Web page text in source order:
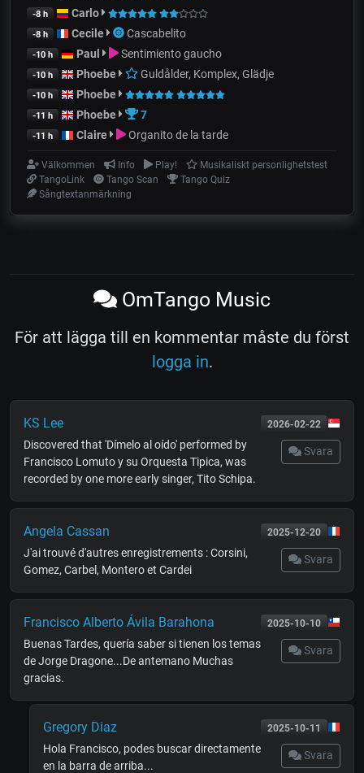
-8 h Carlo
-8 h Cecile Cascabelito
-10 h Paul Sentimiento gaucho
-10 h Phoebe Guldålder, Komplex, Glädje
-10 h Phoebe
-11 h Phoebe 7
-11 h Claire Organito de la tarde
Välkommen Info Play!
Musikaliskt personlighetstest
TangoLink
Tango Scan
Tango Quiz
Sångtextanmärkning
OmTango Music
För att lägga till en kommentar måste du först
logga in.
2026-02-22
KS Lee
Svara
Discovered that 'Dímelo al oído' performed by
Francisco Lomuto y su Orquesta Tipica, was
recorded by one more early singer, Tito Schipa.
2025-12-20
Angela Cassan
Svara
J'ai trouvé d'autres enregistrements : Corsini,
Gomez, Carbel, Montero et Cardei
2025-10-10
Francisco Alberto Ávila Barahona
Svara
Buenas Tardes, quería saber si tienen los temas
de Jorge Dragone...De antemano Muchas
gracias.
2025-10-11
Gregory Diaz
Svara
Hola Francisco, podes buscar directamente
en la barra de arriba...